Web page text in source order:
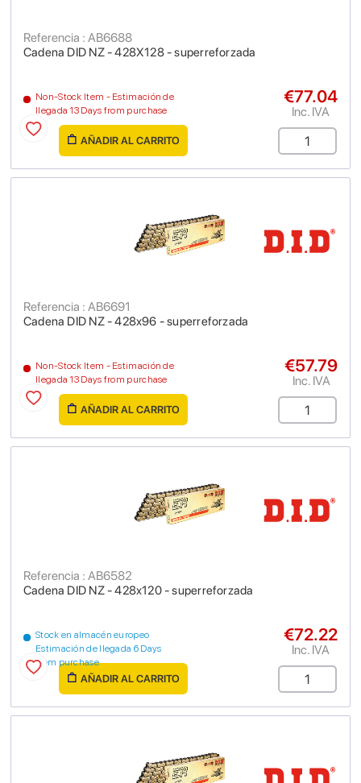
Cadena DID NZ - 428X128 - superreforzada
Referencia : AB6688
Non-Stock Item - Estimación de
llegada 13 Days from purchase
€77.04
Inc. IVA
AÑADIR AL CARRITO
Cadena DID NZ - 428x96 - superreforzada
Referencia : AB6691
Non-Stock Item - Estimación de
llegada 13 Days from purchase
€57.79
Inc. IVA
AÑADIR AL CARRITO
Cadena DID NZ - 428x120 - superreforzada
Referencia : AB6582
Stock en almacén europeo
Estimación de llegada 6 Days
from purchase
€72.22
Inc. IVA
AÑADIR AL CARRITO